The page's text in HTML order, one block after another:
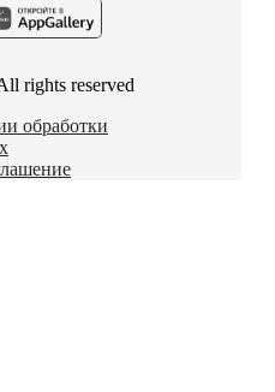
rights reserved
обработки